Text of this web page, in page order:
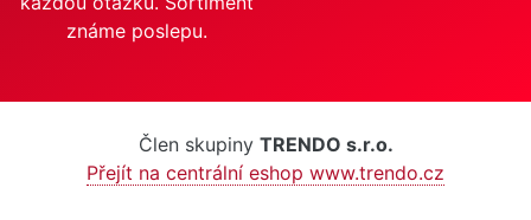
známe poslepu.
Člen skupiny TRENDO s.r.o.
Přejít na centrální eshop www.trendo.cz